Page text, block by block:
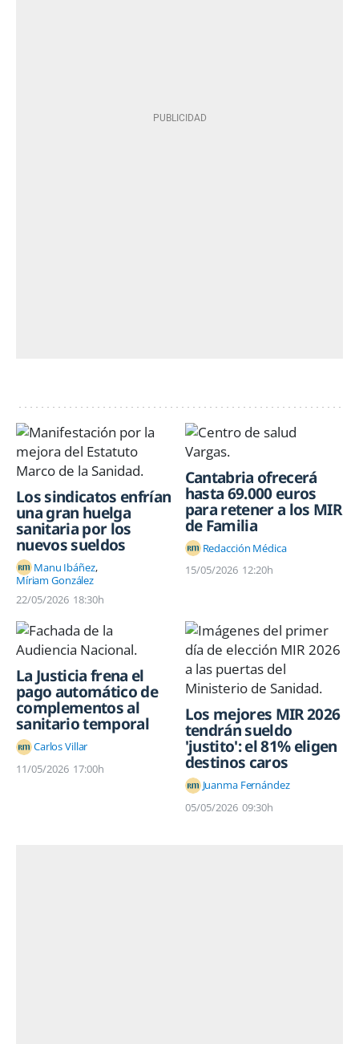
Los sindicatos enfrían
una gran huelga
sanitaria por los
nuevos sueldos
Manu Ibáñez
Míriam González
22/05/2026 18:30h
Cantabria ofrecerá
hasta 69.000 euros
para retener a los MIR
de Familia
Redacción Médica
15/05/2026 12:20h
La Justicia frena el
pago automático de
complementos al
sanitario temporal
Carlos Villar
11/05/2026 17:00h
Los mejores MIR 2026
tendrán sueldo
'justito': el 81% eligen
destinos caros
Juanma Fernández
05/05/2026 09:30h